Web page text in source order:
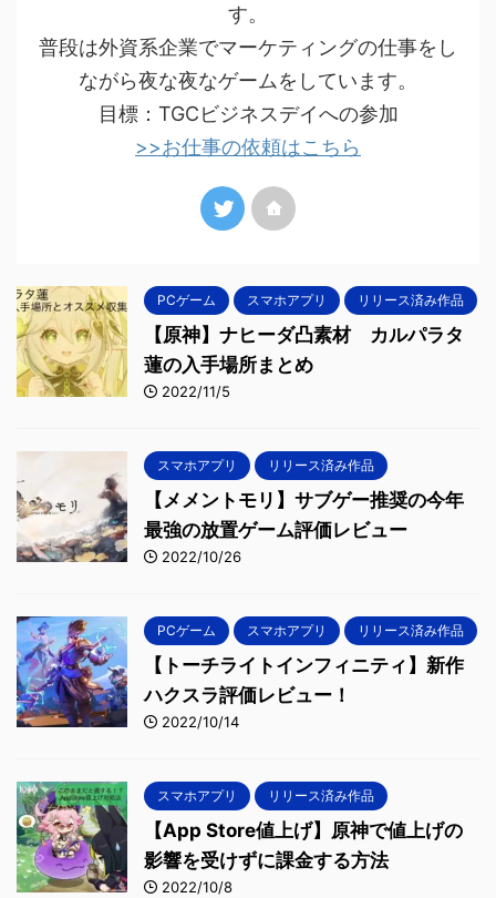
す。
普段は外資系企業でマーケティングの仕事をし
ながら夜な夜なゲームをしています。
目標：TGCビジネスデイへの参加
>>お仕事の依頼はこちら
PCゲーム スマホアプリ リリース済み作品
【原神】ナヒーダ凸素材 カルパラタ
蓮の入手場所まとめ
2022/11/5
スマホアプリ リリース済み作品
【メメントモリ】サブゲー推奨の今年
最強の放置ゲーム評価レビュー
2022/10/26
PCゲーム スマホアプリ リリース済み作品
【トーチライトインフィニティ】新作
ハクスラ評価レビュー！
2022/10/14
スマホアプリ リリース済み作品
【App Store値上げ】原神で値上げの
影響を受けずに課金する方法
2022/10/8